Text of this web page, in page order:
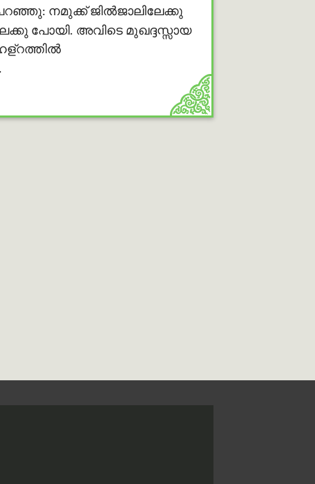
നമുക്ക് ജില്‍ജാലിലേക്കു
പോയി. അവിടെ മുഖദ്ദസ്സായ